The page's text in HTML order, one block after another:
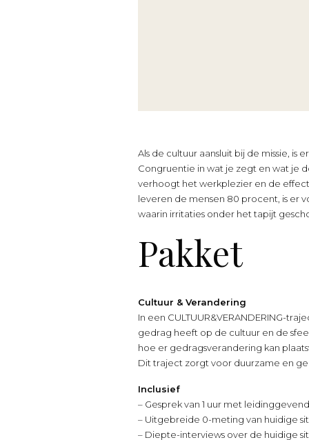
Als de cultuur aansluit bij de missie, is
Congruentie in wat je zegt en wat je
verhoogt het werkplezier en de
leveren de mensen 80 procent, is er
waarin irritaties onder het tapijt
Pakket
Cultuur & Verandering
In een CULTUUR&VERANDERING-
gedrag heeft op de cultuur en de
hoe er gedragsverandering kan
Dit traject zorgt voor duurzame en
Inclusief
– Gesprek van 1 uur met
– Uitgebreide 0-meting van huidige
– Diepte-interviews over de huidige